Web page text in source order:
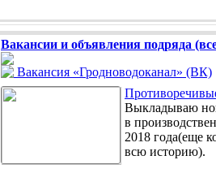
Вакансии и объявления подряда
Вакансия «Гродноводоканал» (ВК)
Выкладываю
в
2018 года(еще
всю историю).